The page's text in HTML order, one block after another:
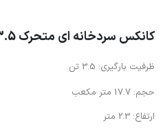
کانکس سردخانه ای متحرک 3.5 تن ماموت
ظرفیت بارگیری: 3.5 تن
حجم: 17.7 متر مکعب
ارتفاع: 2.3 متر